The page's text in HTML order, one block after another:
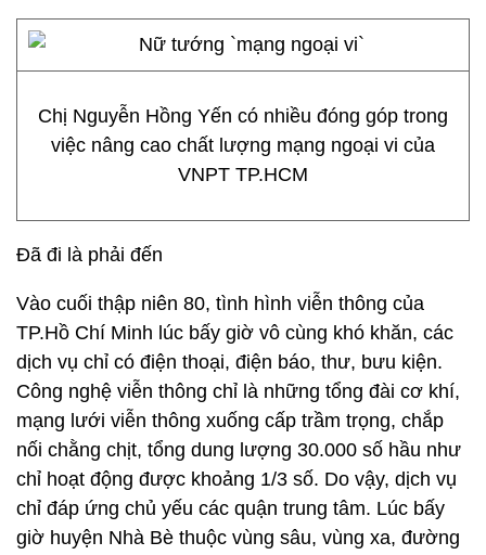
Chị Nguyễn Hồng Yến có nhiều đóng góp trong
việc nâng cao chất lượng mạng ngoại vi của
VNPT TP.HCM
Đã đi là phải đến
Vào cuối thập niên 80, tình hình viễn thông của
TP.Hồ Chí Minh lúc bấy giờ vô cùng khó khăn, các
dịch vụ chỉ có điện thoại, điện báo, thư, bưu kiện.
Công nghệ viễn thông chỉ là những tổng đài cơ khí,
mạng lưới viễn thông xuống cấp trầm trọng, chắp
nối chằng chịt, tổng dung lượng 30.000 số hầu như
chỉ hoạt động được khoảng 1/3 số. Do vậy, dịch vụ
chỉ đáp ứng chủ yếu các quận trung tâm. Lúc bấy
giờ huyện Nhà Bè thuộc vùng sâu, vùng xa, đường